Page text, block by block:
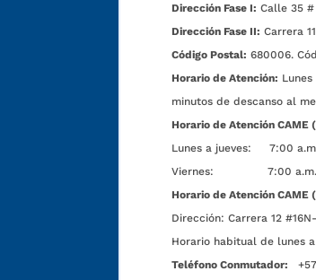
Dirección Fase I: Calle 35 #
Dirección Fase II: Carrera
Código Postal: 680006.
Horario de Atención:
minutos de descanso al
Horario de Atención CAME
Lunes a jueves: 7:00
Viernes: 7:00 a.m. a
Horario de Atención CAME
Dirección: Carrera 12
Horario habitual de lunes
Teléfono Conmutador: